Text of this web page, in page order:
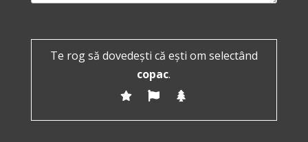
Te rog să dovedești că ești om selectând
copac.